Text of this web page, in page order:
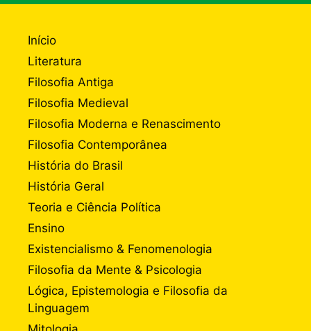
Início
Literatura
Filosofia Antiga
Filosofia Medieval
Filosofia Moderna e Renascimento
Filosofia Contemporânea
História do Brasil
História Geral
Teoria e Ciência Política
Ensino
Existencialismo & Fenomenologia
Filosofia da Mente & Psicologia
Lógica, Epistemologia e Filosofia da
Linguagem